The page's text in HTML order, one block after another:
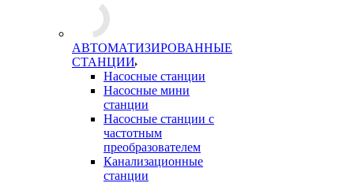
АВТОМАТИЗИРОВАННЫЕ
СТАНЦИИ
Насосные станции
Насосные мини
станции
Насосные станции с
частотным
преобразователем
Канализационные
станции